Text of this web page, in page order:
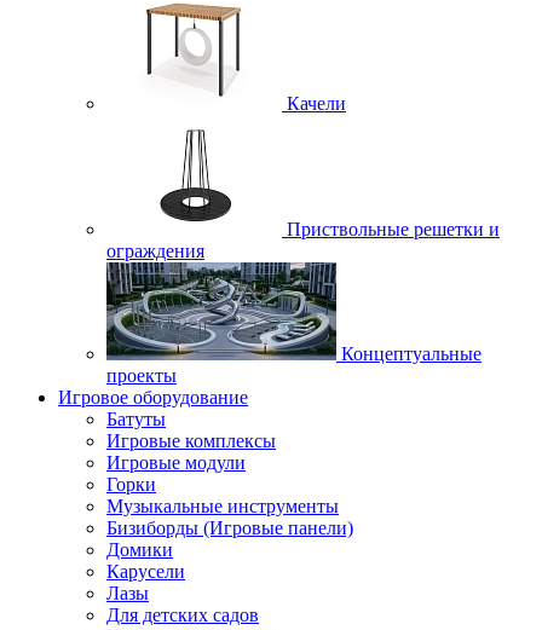
Качели
Приствольные решетки и
ограждения
Концептуальные
проекты
Игровое оборудование
Батуты
Игровые комплексы
Игровые модули
Горки
Музыкальные инструменты
Бизиборды (Игровые панели)
Домики
Карусели
Лазы
Для детских садов